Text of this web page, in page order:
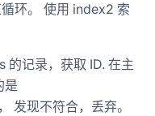
环。 使用 index2 索
的记录，获取 ID. 在主
是
发现不符合，丢弃。